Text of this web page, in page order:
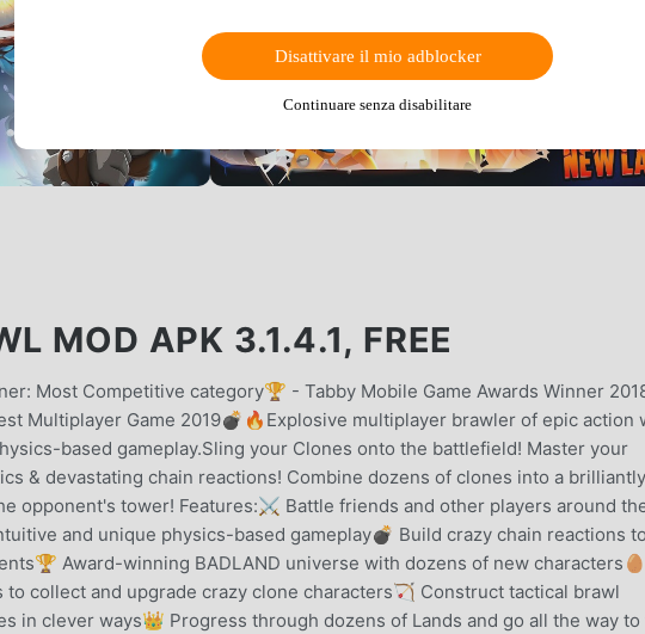
MOD APK 3.1.4.1, FREE
Most Competitive category🏆 - Tabby Mobile Game Awards Winner
Multiplayer Game 2019💣🔥Explosive multiplayer brawler of epic action
based gameplay.Sling your Clones onto the battlefield! Master your
& devastating chain reactions! Combine dozens of clones into a brilliantly
opponent's tower! Features:⚔ Battle friends and other players around
and unique physics-based gameplay💣 Build crazy chain reactions to
Award-winning BADLAND universe with dozens of new characters🥚
to collect and upgrade crazy clone characters🏹 Construct tactical brawl
in clever ways👑 Progress through dozens of Lands and go all the way to
Disattivare il mio adblocker
Continuare senza disabilitare